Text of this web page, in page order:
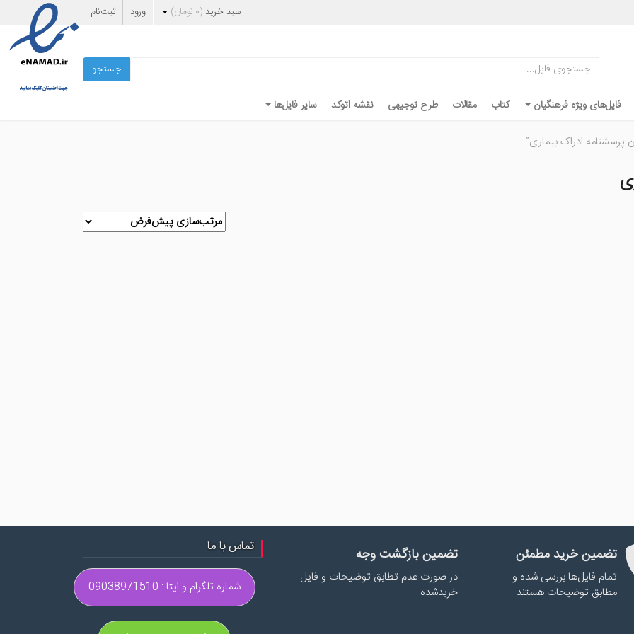
سبد خرید (۰ تومان) ورود ثبت‌نام
جستجو
فایل‌های ویژه فرهنگیان کتاب مقالات طرح توجیهی نقشه اتوکد سایر فایل‌ها
ادراک بیماری”
تضمین خرید مطمئن
تمام فایل‌ها بررسی شده و
مطابق توضیحات هستند
تضمین بازگشت وجه
در صورت عدم تطابق توضیحات و فایل
خریدشده
تماس با ما
شماره تلگرام و ایتا : 09038971510